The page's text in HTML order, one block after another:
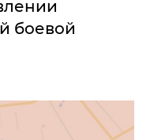
боевой